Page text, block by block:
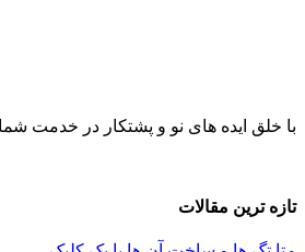
های نو و پشتکار در خدمت شما هستیم.
مقالات